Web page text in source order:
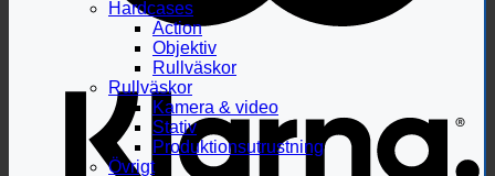
Hardcases
Action
Objektiv
Rullväskor
Rullväskor
Kamera & video
Stativ
Produktionsutrustning
Övrigt